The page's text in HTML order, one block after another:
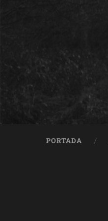
PORTADA